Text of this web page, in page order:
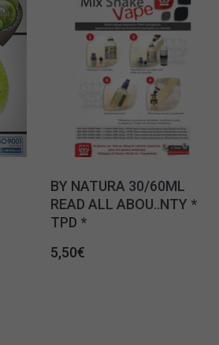
BY NATURA 30/60ML
READ ALL ABOU..NTY *
TPD *
5,50€